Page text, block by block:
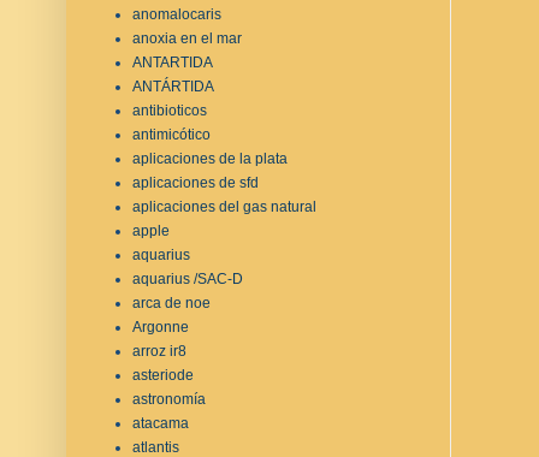
anomalocaris
anoxia en el mar
ANTARTIDA
ANTÁRTIDA
antibioticos
antimicótico
aplicaciones de la plata
aplicaciones de sfd
aplicaciones del gas natural
apple
aquarius
aquarius /SAC-D
arca de noe
Argonne
arroz ir8
asteriode
astronomía
atacama
atlantis